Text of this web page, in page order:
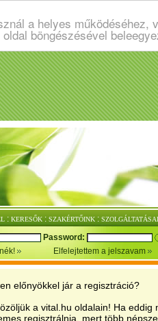
a helyes
böngészésével
: KERESŐK : SZAKÉRTŐINK :
Password:
Elfelejtettem a jelszavam
előnyökkel jár a regisztráció?
a vital.hu oldalain! Ha eddig
regisztrálnia, mert több